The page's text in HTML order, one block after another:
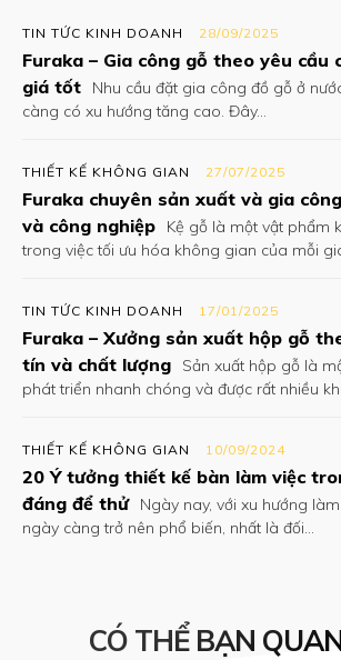
TIN TỨC KINH DOANH 28/09/2025
Furaka – Gia công gỗ theo yêu cầu
giá tốt
Nhu cầu đặt gia công đồ gỗ ở
càng có xu hướng tăng cao. Đây...
THIẾT KẾ KHÔNG GIAN 27/07/2025
Furaka chuyên sản xuất và gia
và công nghiệp
Kệ gỗ là một vật phẩm
trong việc tối ưu hóa không gian của mỗi
TIN TỨC KINH DOANH 17/01/2025
Furaka – Xưởng sản xuất hộp gỗ
tín và chất lượng
Sản xuất hộp gỗ là
phát triển nhanh chóng và được rất nhiều
THIẾT KẾ KHÔNG GIAN 10/09/2024
20 Ý tưởng thiết kế bàn làm việc
đáng để thử
Ngày nay, với xu hướng
ngày càng trở nên phổ biến, nhất là đối...
CÓ THỂ BẠN